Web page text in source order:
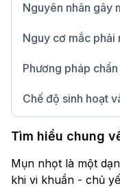
Nguyên nhân gây
Nguy cơ mắc phải
Phương pháp
Chế độ sinh hoạt
Tìm hiểu chung
Mụn nhọt là một
khi vi khuẩn - chủ